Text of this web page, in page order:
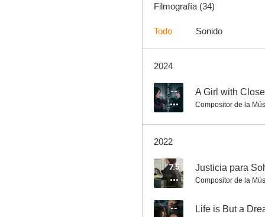
7.0
Running Turtle
Filmografía (34)
Todo Sonido
2024
-- A Girl with
Compositor de la
2022
7.5 Justicia para
Compositor de la
-- Life is But a